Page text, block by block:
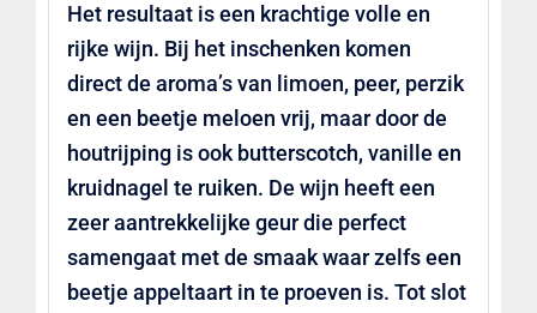
Het resultaat is een krachtige volle en
rijke wijn. Bij het inschenken komen
direct de aroma’s van limoen, peer, perzik
en een beetje meloen vrij, maar door de
houtrijping is ook butterscotch, vanille en
kruidnagel te ruiken. De wijn heeft een
zeer aantrekkelijke geur die perfect
samengaat met de smaak waar zelfs een
beetje appeltaart in te proeven is. Tot slot